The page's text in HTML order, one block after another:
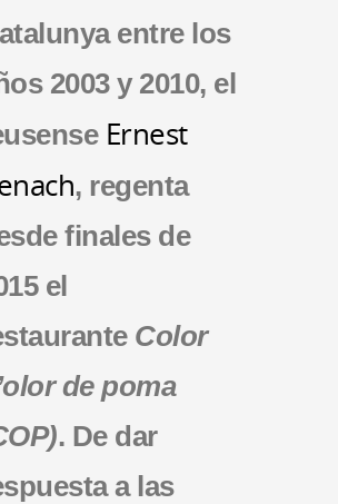
entre los
2003 y 2010, el
Ernest
, regenta
finales de
el
Color
de poma
. De dar
a las